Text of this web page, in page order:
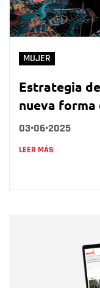
MUJER
Estrategia
nueva
03•06•2025
LEER MÁS
Correo